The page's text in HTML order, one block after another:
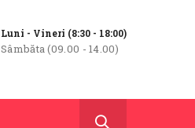
Luni - Vineri (8:30 - 18:00)
Sâmbăta (09.00 - 14.00)